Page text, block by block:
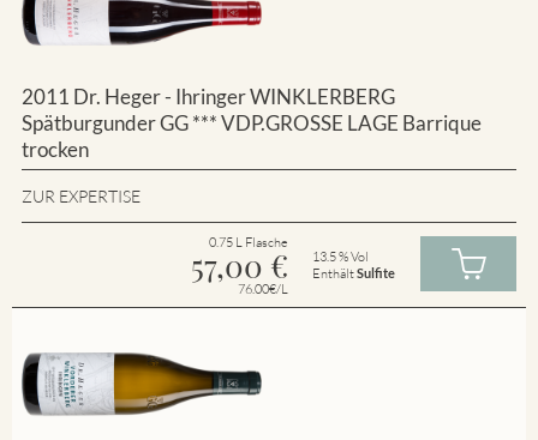
2011 Dr. Heger - Ihringer WINKLERBERG
Spätburgunder GG *** VDP.GROSSE LAGE Barrique
trocken
ZUR EXPERTISE
0.75 L Flasche
57,00 €
76.00€/L
13.5 % Vol
EnthältSulfite